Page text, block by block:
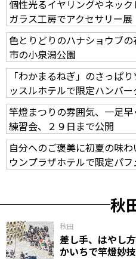
個性光るイヤリングやネッ
ガラス工房でアクセサリー展
色とりどりのハナショウブ
市の小泉潟公園
「わかまるねぎ」のさっぱ
ッスルホテルで限定ハンバー
竿燈まつりの雰囲気、一足
練習会、２９日まで公開
自分へのご褒美に初夏の味
ウンプラザホテルで限定パフ
秋
秋田
差し手、はやし
かいちで竿燈妙